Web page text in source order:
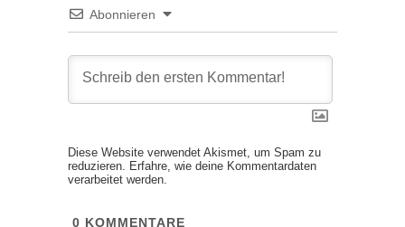
Abonnieren
Diese Website verwendet Akismet, um Spam zu
reduzieren. Erfahre, wie deine Kommentardaten
verarbeitet werden.
0 KOMMENTARE